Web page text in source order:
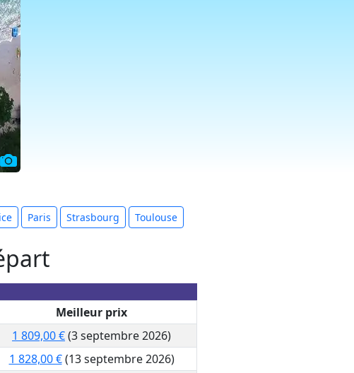
Paris Strasbourg Toulouse
Meilleur prix
1 809,00 €(3 septembre 2026)
1 828,00 €(13 septembre 2026)